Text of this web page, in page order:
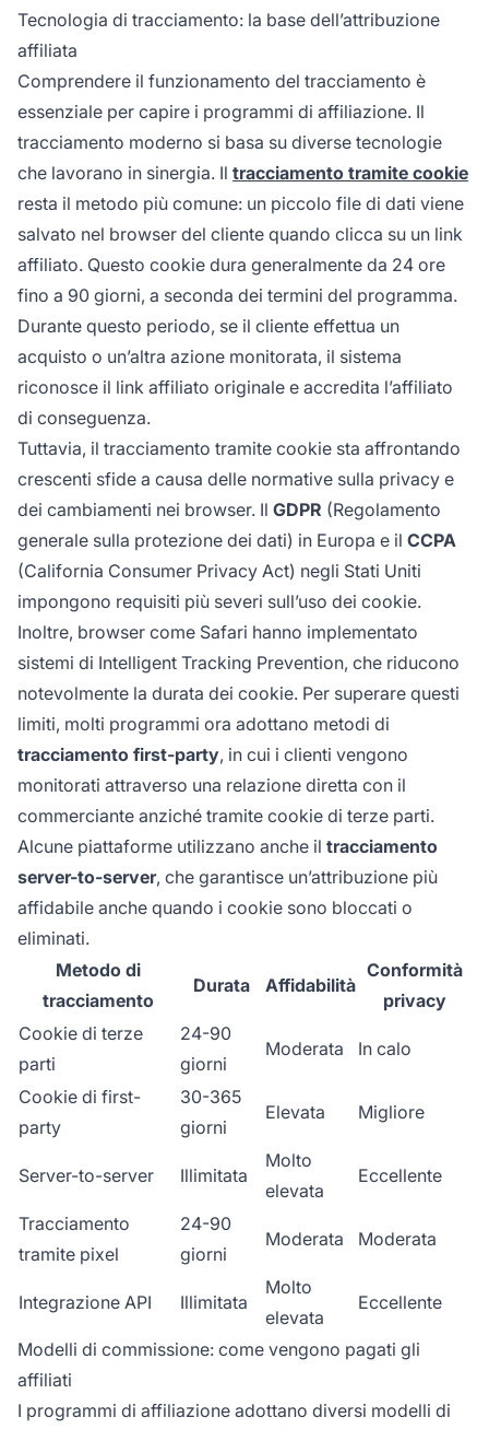
Tecnologia di tracciamento: la base dell’attribuzione
affiliata
Comprendere il funzionamento del tracciamento è
essenziale per capire i programmi di affiliazione. Il
tracciamento moderno si basa su diverse tecnologie
che lavorano in sinergia. Il tracciamento tramite cookie
resta il metodo più comune: un piccolo file di dati viene
salvato nel browser del cliente quando clicca su un link
affiliato. Questo cookie dura generalmente da 24 ore
fino a 90 giorni, a seconda dei termini del programma.
Durante questo periodo, se il cliente effettua un
acquisto o un’altra azione monitorata, il sistema
riconosce il link affiliato originale e accredita l’affiliato
di conseguenza.
Tuttavia, il tracciamento tramite cookie sta affrontando
crescenti sfide a causa delle normative sulla privacy e
dei cambiamenti nei browser. Il GDPR (Regolamento
generale sulla protezione dei dati) in Europa e il CCPA
(California Consumer Privacy Act) negli Stati Uniti
impongono requisiti più severi sull’uso dei cookie.
Inoltre, browser come Safari hanno implementato
sistemi di Intelligent Tracking Prevention, che riducono
notevolmente la durata dei cookie. Per superare questi
limiti, molti programmi ora adottano metodi di
tracciamento first-party, in cui i clienti vengono
monitorati attraverso una relazione diretta con il
commerciante anziché tramite cookie di terze parti.
Alcune piattaforme utilizzano anche il tracciamento
server-to-server, che garantisce un’attribuzione più
affidabile anche quando i cookie sono bloccati o
eliminati.
Metodo di
tracciamento
Durata Affidabilità
Conformità
privacy
Cookie di terze
parti
24-90
giorni
Moderata In calo
Cookie di first-
party
30-365
giorni
Elevata Migliore
Server-to-server Illimitata
Molto
elevata
Eccellente
Tracciamento
tramite pixel
24-90
giorni
Moderata Moderata
Integrazione API Illimitata
Molto
elevata
Eccellente
Modelli di commissione: come vengono pagati gli
affiliati
I programmi di affiliazione adottano diversi modelli di